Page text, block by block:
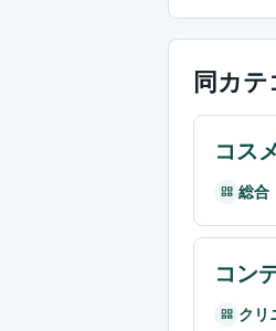
同カ
コス
総合
コン
クリ